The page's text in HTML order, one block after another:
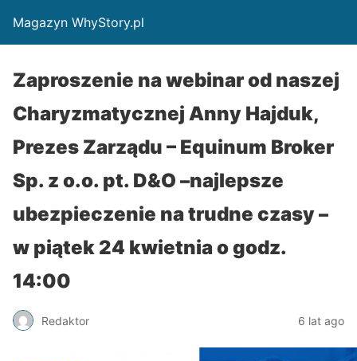
Magazyn WhyStory.pl
Zaproszenie na webinar od naszej
Charyzmatycznej Anny Hajduk,
Prezes Zarządu – Equinum Broker
Sp. z o.o. pt. D&O –najlepsze
ubezpieczenie na trudne czasy –
w piątek 24 kwietnia o godz.
14:00
Redaktor 6 lat ago